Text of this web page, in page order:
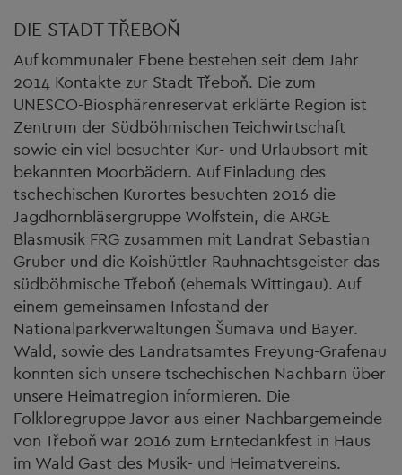
DIE STADT TŘEBOŇ
Auf kommunaler Ebene bestehen seit dem Jahr
2014 Kontakte zur Stadt Třeboň. Die zum
UNESCO-Biosphärenreservat erklärte Region ist
Zentrum der Südböhmischen Teichwirtschaft
sowie ein viel besuchter Kur- und Urlaubsort mit
bekannten Moorbädern. Auf Einladung des
tschechischen Kurortes besuchten 2016 die
Jagdhornbläsergruppe Wolfstein, die ARGE
Blasmusik FRG zusammen mit Landrat Sebastian
Gruber und die Koishüttler Rauhnachtsgeister das
südböhmische Třeboň (ehemals Wittingau). Auf
einem gemeinsamen Infostand der
Nationalparkverwaltungen Šumava und Bayer.
Wald, sowie des Landratsamtes Freyung-Grafenau
konnten sich unsere tschechischen Nachbarn über
unsere Heimatregion informieren. Die
Folkloregruppe Javor aus einer Nachbargemeinde
von Třeboň war 2016 zum Erntedankfest in Haus
im Wald Gast des Musik- und Heimatvereins.